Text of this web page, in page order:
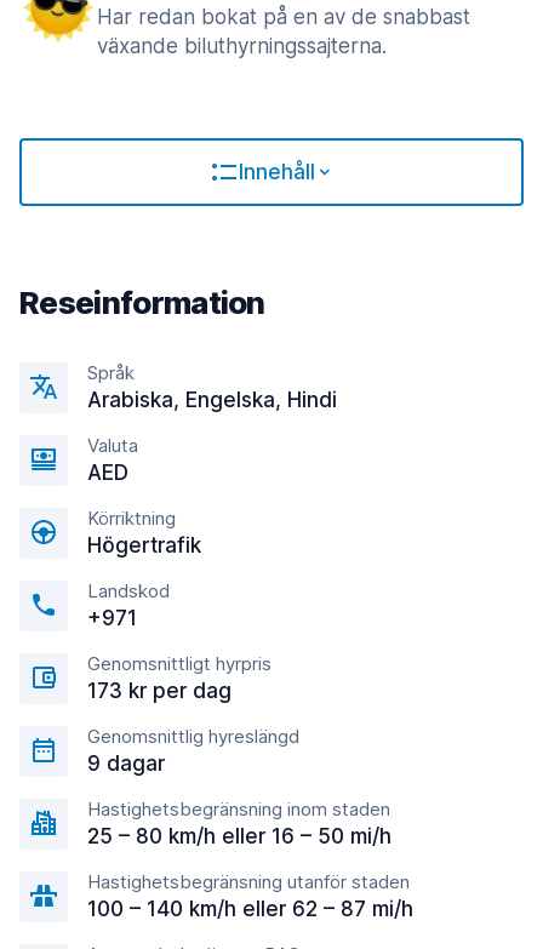
Har redan bokat på en av de snabbast
växande biluthyrningssajterna.
Innehåll
Reseinformation
Språk
Arabiska, Engelska, Hindi
Valuta
AED
Körriktning
Högertrafik
Landskod
+971
Genomsnittligt hyrpris
173 kr per dag
Genomsnittlig hyreslängd
9 dagar
Hastighetsbegränsning inom staden
25 – 80 km/h eller 16 – 50 mi/h
Hastighetsbegränsning utanför staden
100 – 140 km/h eller 62 – 87 mi/h